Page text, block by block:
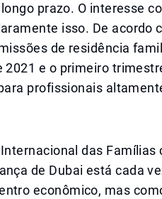
prazo. O interesse
isso. De acordo
de residência
e o primeiro
profissionais
das Famílias
de Dubai está cada
econômico, mas